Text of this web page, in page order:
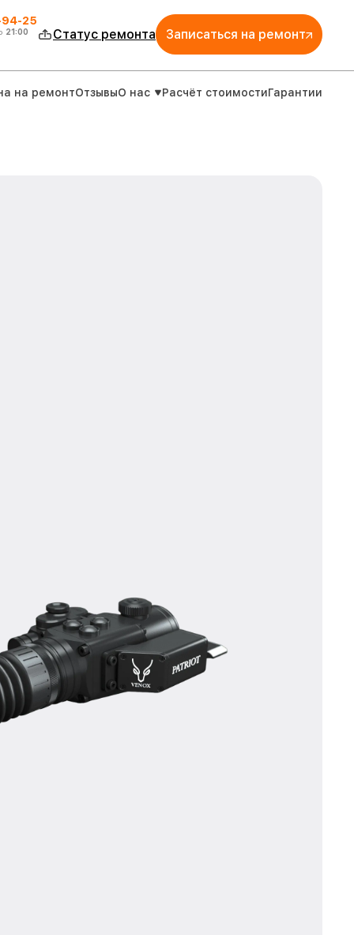
94-25
21:00 Статус ремонта Записаться на ремонт
на ремонтОтзывыО нас Расчёт стоимостиГарантии